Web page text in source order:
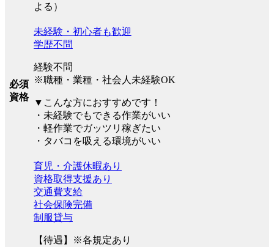
よる）
必須
資格
未経験・初心者も歓迎
学歴不問
経験不問
※職種・業種・社会人未経験OK
▼こんな方におすすめです！
・未経験でもできる作業がいい
・軽作業でガッツリ稼ぎたい
・タバコを吸える環境がいい
育児・介護休暇あり
資格取得支援あり
交通費支給
社会保険完備
制服貸与
【待遇】※各規定あり